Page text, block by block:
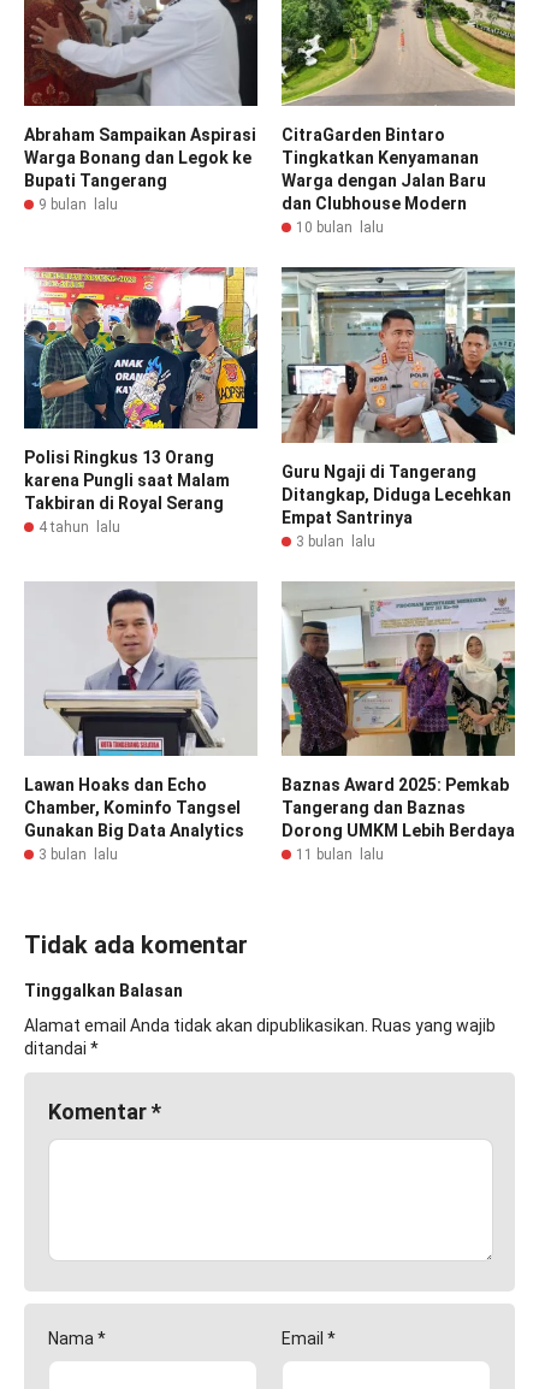
Abraham Sampaikan Aspirasi
Warga Bonang dan Legok ke
Bupati Tangerang
9 bulan lalu
CitraGarden Bintaro
Tingkatkan Kenyamanan
Warga dengan Jalan Baru
dan Clubhouse Modern
10 bulan lalu
Polisi Ringkus 13 Orang
karena Pungli saat Malam
Takbiran di Royal Serang
4 tahun lalu
Guru Ngaji di Tangerang
Ditangkap, Diduga Lecehkan
Empat Santrinya
3 bulan lalu
Lawan Hoaks dan Echo
Chamber, Kominfo Tangsel
Gunakan Big Data Analytics
3 bulan lalu
Baznas Award 2025: Pemkab
Tangerang dan Baznas
Dorong UMKM Lebih Berdaya
11 bulan lalu
Tidak ada komentar
Tinggalkan Balasan
Alamat email Anda tidak akan dipublikasikan. Ruas yang wajib
ditandai *
Komentar*
Nama * Email *